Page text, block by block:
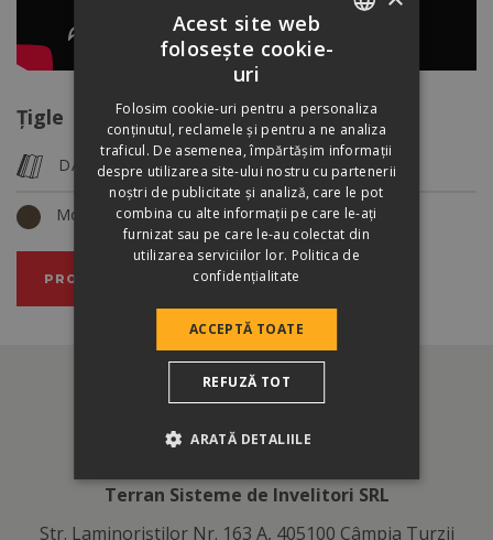
Țigle
DANUBIA
Mocca
PRODUS
Terran Sisteme de Invelitori SRL
Str. Laminoriştilor Nr. 163 A, 405100 Câmpia Turzii
ROMANIAN
Acest site web
folosește cookie-
uri
Folosim cookie-uri pentru a personaliza
conținutul, reclamele și pentru a ne analiza
traficul. De asemenea, împărtășim informații
despre utilizarea site-ului nostru cu partenerii
noștri de publicitate și analiză, care le pot
combina cu alte informații pe care le-ați
furnizat sau pe care le-au colectat din
utilizarea serviciilor lor. Politica de
confidențialitate
ACCEPTĂ TOATE
REFUZĂ TOT
ARATĂ DETALIILE